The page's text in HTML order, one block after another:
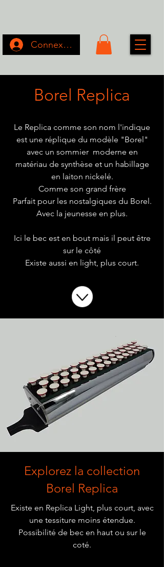
Connexion
Borel Replica
Le Replica comme son nom l'indique
est une réplique du modèle "Borel"
avec un sommier moderne en
matériau de synthèse et un habillage
en laiton nickelé.
Comme son grand frère
Parfait pour les nostalgiques du Borel.
Avec la jeunesse en plus.
Ici le bec est en bout mais il peut être
sur le côté
Existe aussi en light, plus court.
Explorez la collection
Borel Replica
Existe en Replica Light, plus court, avec
une tessiture moins étendue.
Possibilité de bec en haut ou sur le
coté.